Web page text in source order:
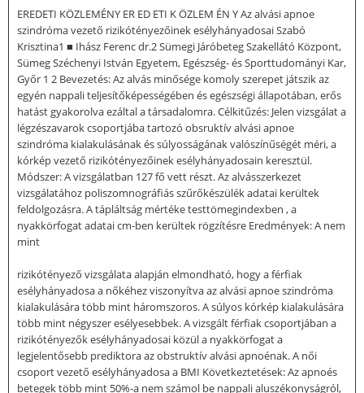
EREDETI KÖZLEMÉNY ER ED ETI K ÖZLEM ÉN Y Az alvási apnoe
szindróma vezető rizikótényezőinek esélyhányadosai Szabó
Krisztina1 ■ Ihász Ferenc dr.2 Sümegi Járóbeteg Szakellátó Központ,
Sümeg Széchenyi István Egyetem, Egészség- és Sporttudományi Kar,
Győr 1 2 Bevezetés: Az alvás minősége komoly szerepet játszik az
egyén nappali teljesítőképességében és egészségi állapotában, erős
hatást gyakorolva ezáltal a társadalomra. Célkitűzés: Jelen vizsgálat a
légzészavarok csoportjába tartozó obsruktív alvási apnoe
szindróma kialakulásának és súlyosságának valószínűségét méri, a
kórkép vezető rizikótényezőinek esélyhányadosain keresztül.
Módszer: A vizsgálatban 127 fő vett részt. Az alvásszerkezet
vizsgálatához poliszomnográfiás szűrőkészülék adatai kerültek
feldolgozásra. A tápláltság mértéke testtömegindexben , a
nyakkörfogat adatai cm-ben kerültek rögzítésre Eredmények: A nem
mint
rizikótényező vizsgálata alapján elmondható, hogy a férfiak
esélyhányadosa a nőkéhez viszonyítva az alvási apnoe szindróma
kialakulására több mint háromszoros. A súlyos kórkép kialakulására
több mint négyszer esélyesebbek. A vizsgált férfiak csoportjában a
rizikótényezők esélyhányadosai közül a nyakkörfogat a
legjelentősebb prediktora az obstruktív alvási apnoénak. A női
csoport vezető esélyhányadosa a BMI Következtetések: Az apnoés
betegek több mint 50%-a nem számol be nappali aluszékonyságról,